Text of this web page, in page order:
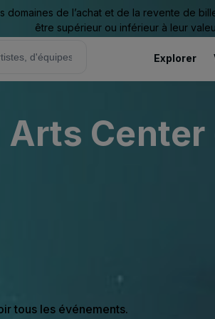
de l’achat et de la revente de
être supérieur ou inférieur à leur
Explorer
tous les événements.